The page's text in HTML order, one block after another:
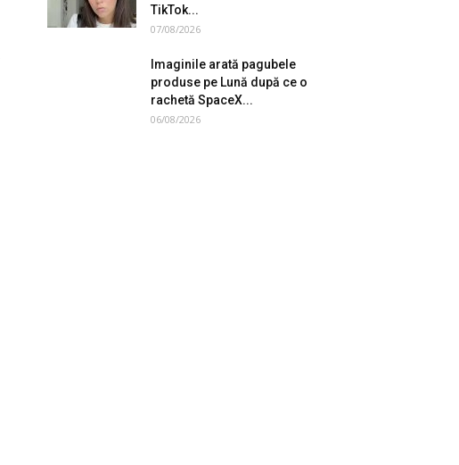
TikTok...
07/08/2026
Imaginile arată pagubele
produse pe Lună după ce o
rachetă SpaceX...
06/08/2026